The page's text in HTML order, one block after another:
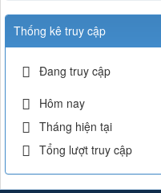
Thống kê truy cập
Đang truy cập
Hôm nay
Tháng hiện tại
Tổng lượt truy cập